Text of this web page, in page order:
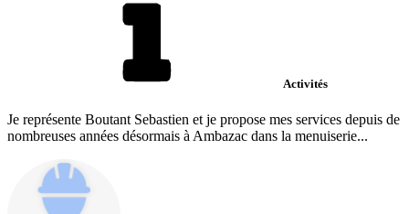
Activités
Je représente Boutant Sebastien et je propose mes services depuis de
nombreuses années désormais à Ambazac dans la menuiserie...